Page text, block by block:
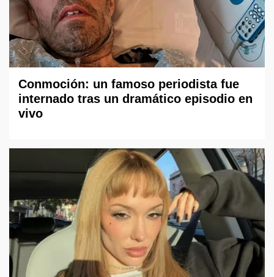
Conmoción: un famoso periodista fue
internado tras un dramático episodio en
vivo